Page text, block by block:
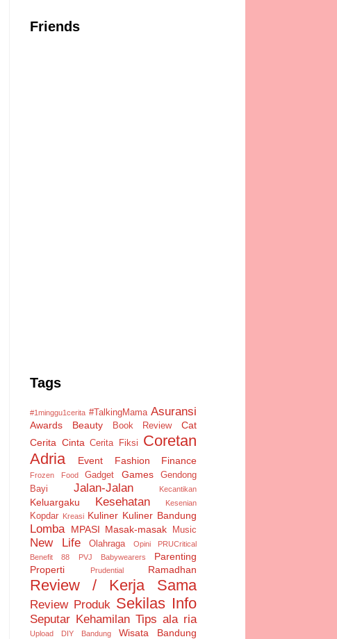
Friends
Tags
#1minggu1cerita #TalkingMama Asuransi
Awards Beauty Book Review
Cat
Cerita Cinta Cerita Fiksi
Coretan
Adria
Event Fashion Finance
Frozen Food Gadget Games
Gendong
Bayi
Jalan-Jalan Kecantikan
Keluargaku Kesehatan Kesenian
Kopdar Kreasi Kuliner Kuliner Bandung
Lomba MPASI Masak-masak Music
New Life Olahraga Opini
PRUCritical
Benefit 88
PVJ Babywearers
Parenting
Properti
Prudential Ramadhan
Review / Kerja Sama
Review Produk Sekilas Info
Seputar Kehamilan Tips ala ria
Upload DIY Bandung Wisata Bandung